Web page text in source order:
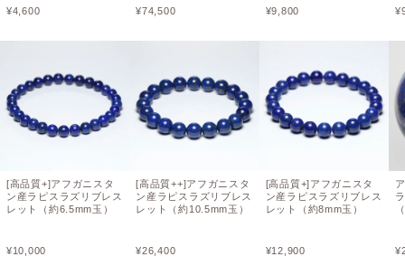
¥4,600
[高品質+]アフガニスタ
ン産ラピスラズリブレス
レット（約6.5mm玉）
¥10,000
¥74,500
[高品質++]アフガニスタ
ン産ラピスラズリブレス
レット（約10.5mm玉）
¥26,400
¥9,800
[高品質+]アフガニスタ
ン産ラピスラズリブレス
レット（約8mm玉）
¥12,900
¥
¥